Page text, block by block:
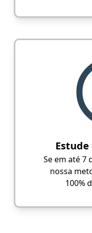
Se em até 7
nossa
100%